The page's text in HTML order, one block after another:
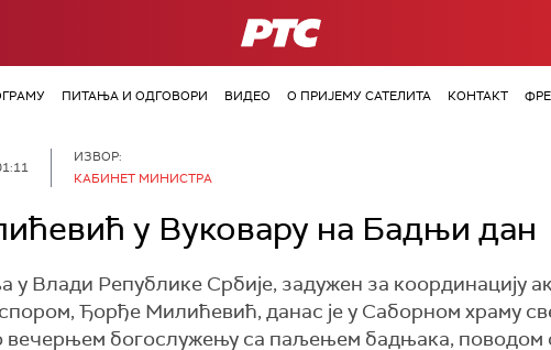
РТС
ПИТАЊА И ОДГОВОРИ ВИДЕО О ПРИЈЕМУ САТЕЛИТА КОНТАКТ
ИЗВОР:
КАБИНЕТ МИНИСТРА
у Вуковару на Бадњи дан
Влади Републике Србије, задужен за координацију
Ђорђе Милићевић, данас је у Саборном храму
вечерњем богослужењу са паљењем бадњака,